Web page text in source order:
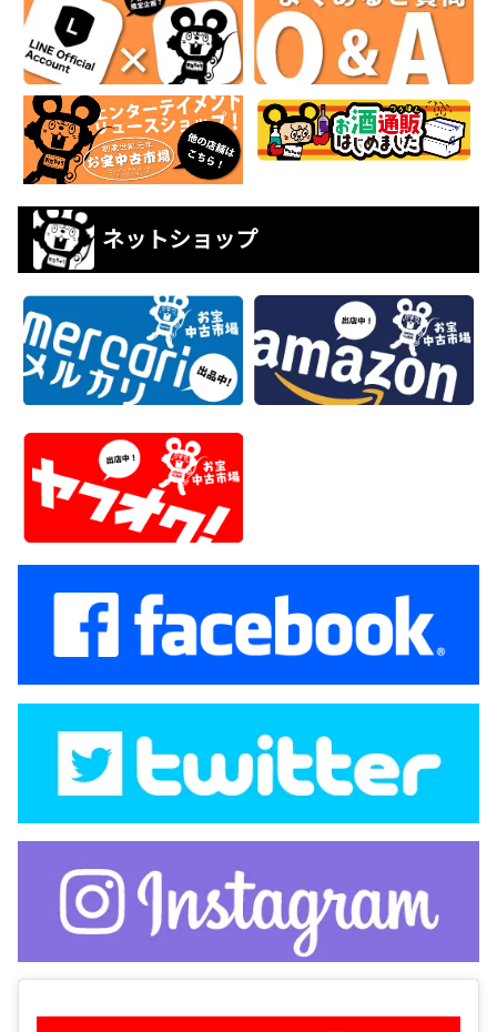
ネットショップ